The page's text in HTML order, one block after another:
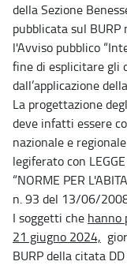
della Sezione
pubblicata sul
l'Avviso pubblico
fine di esplicitare gli
dall’applicazione
La progettazione
deve infatti essere
nazionale e
legiferato con
“NORME PER
n. 93 del 13/06/
I soggetti che hanno
21 giugno 2024,
BURP della citata